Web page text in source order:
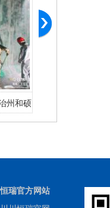
州和硕
工
瑞官方网站